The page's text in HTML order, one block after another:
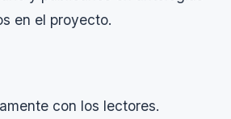
en el proyecto.
con los lectores.